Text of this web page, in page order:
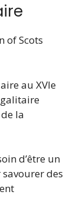
of Scots
au XVIe
la
d’être un
des